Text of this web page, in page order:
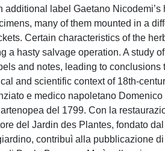
additional label Gaetano
many of them mounted in a
Certain characteristics of the
a hasty salvage operation. A study
and notes, leading to
and scientific context of 18th-
e medico napoletano
del 1799. Con la
del Jardin des Plantes, fondato
contribuì alla pubblicazione